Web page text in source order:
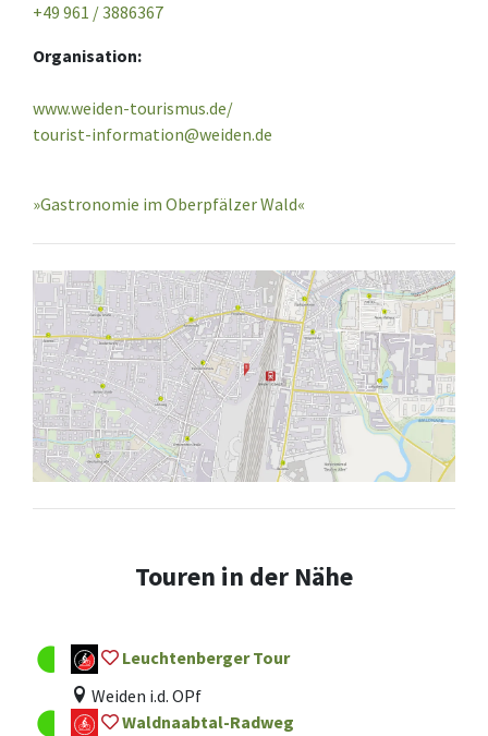
+49 961 / 3886367
Organisation:
www.weiden-tourismus.de/
tourist-information@weiden.de
»Gastronomie im Oberpfälzer Wald«
Touren in der Nähe
Leuchtenberger Tour
Weiden i.d. OPf
Waldnaabtal-Radweg